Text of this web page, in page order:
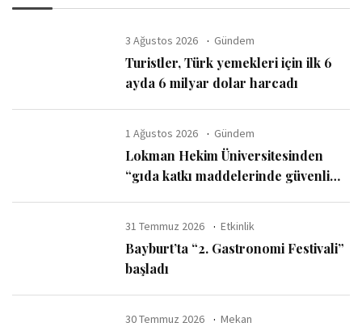
3 Ağustos 2026 Gündem
Turistler, Türk yemekleri için ilk 6
ayda 6 milyar dolar harcadı
1 Ağustos 2026 Gündem
Lokman Hekim Üniversitesinden
“gıda katkı maddelerinde güvenli
31 Temmuz 2026 Etkinlik
Bayburt’ta “2. Gastronomi Festivali”
başladı
30 Temmuz 2026 Mekan